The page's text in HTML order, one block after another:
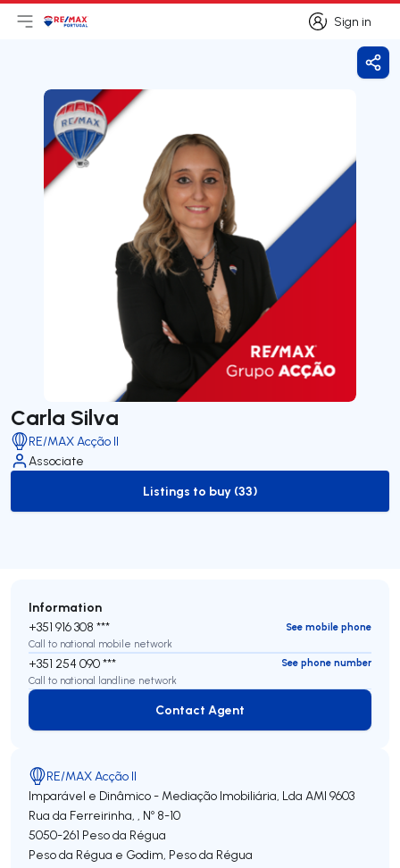
Sign in
Sign in
Open main menu
LogoGo to homepage
Carla Silva
RE/MAX Acção II
Associate
to-buy-listing
Listings to buy (33)
Information
+351 916 308 ***
See mobile phone
Call to national mobile network
+351 254 090 ***
See phone number
Call to national landline network
Contact Agent
Contact Agent
RE/MAX Acção II
Imparável e Dinâmico - Mediação Imobiliária, Lda AMI 9603
Rua da Ferreirinha, , Nº 8-10
5050-261 Peso da Régua
Peso da Régua e Godim, Peso da Régua